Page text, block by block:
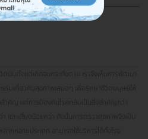
นับตั้งแต่เกิดจนกระทั่งตาย เราจึงเห็นการพัฒนา
รมเกี่ยวกับสุขภาพเสมอๆ เพื่อรักษาชีวิตมนุษย์ให้
สำคัญ แต่การป้องกันโรคกลับเป็นสิ่งสำคัญกว่า
กหลายประเภท สามารถใช้บริการได้ทั้งโรง